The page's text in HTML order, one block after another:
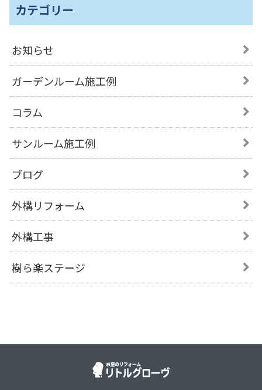
カテゴリー
お知らせ
ガーデンルーム施工例
コラム
サンルーム施工例
ブログ
外構リフォーム
外構工事
樹ら楽ステージ